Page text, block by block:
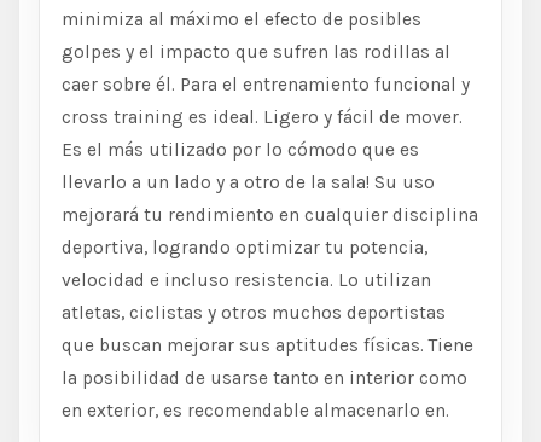
minimiza al máximo el efecto de posibles
golpes y el impacto que sufren las rodillas al
caer sobre él. Para el entrenamiento funcional y
cross training es ideal. Ligero y fácil de mover.
Es el más utilizado por lo cómodo que es
llevarlo a un lado y a otro de la sala! Su uso
mejorará tu rendimiento en cualquier disciplina
deportiva, logrando optimizar tu potencia,
velocidad e incluso resistencia. Lo utilizan
atletas, ciclistas y otros muchos deportistas
que buscan mejorar sus aptitudes físicas. Tiene
la posibilidad de usarse tanto en interior como
en exterior, es recomendable almacenarlo en.